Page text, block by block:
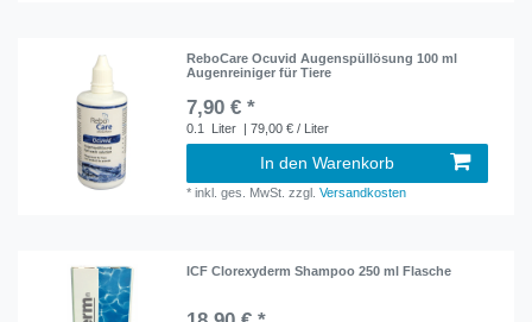
ReboCare Ocuvid Augenspüllösung 100 ml
Augenreiniger für Tiere
7,90 € *
0.1 Liter | 79,00 € / Liter
In den Warenkorb
*inkl. ges. MwSt. zzgl.Versandkosten
ICF Clorexyderm Shampoo 250 ml Flasche